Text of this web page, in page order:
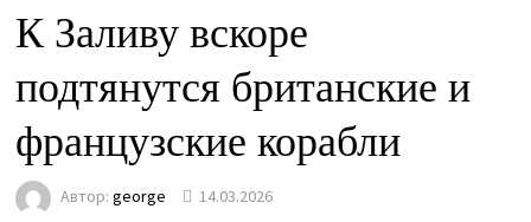
К Заливу вскоре
подтянутся британские и
французские корабли
Автор: george 14.03.2026